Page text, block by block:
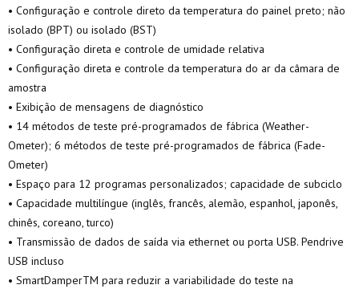
• Configuração e controle direto da temperatura do painel preto; não
isolado (BPT) ou isolado (BST)
• Configuração direta e controle de umidade relativa
• Configuração direta e controle da temperatura do ar da câmara de
amostra
• Exibição de mensagens de diagnóstico
• 14 métodos de teste pré-programados de fábrica (Weather-
Ometer); 6 métodos de teste pré-programados de fábrica (Fade-
Ometer)
• Espaço para 12 programas personalizados; capacidade de subciclo
• Capacidade multilíngue (inglês, francês, alemão, espanhol, japonês,
chinês, coreano, turco)
• Transmissão de dados de saída via ethernet ou porta USB. Pendrive
USB incluso
• SmartDamperTM para reduzir a variabilidade do teste na